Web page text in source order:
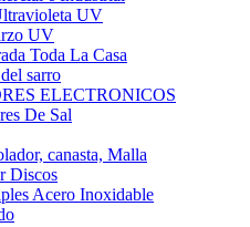
UV
UV
Toda La Casa
sarro
ELECTRONICOS
De Sal
canasta, Malla
Discos
Acero Inoxidable